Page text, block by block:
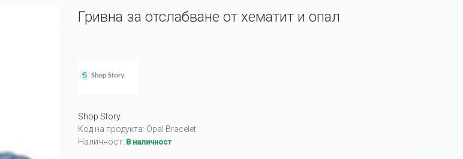
Гривна за отслабване от хематит и опал
Shop Story
Код на продукта: Opal Bracelet
Наличност: В наличност